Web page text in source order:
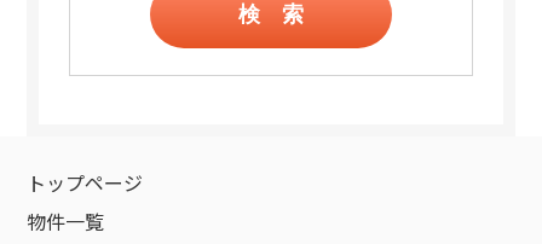
検 索
トップページ
物件一覧